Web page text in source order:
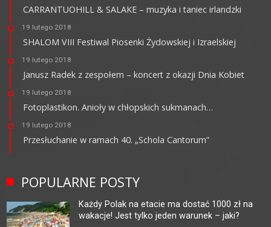
CARRANTUOHILL & SALAKE – muzyka i taniec irlandzki
19 lutego 2018
SHALOM VIII Festiwal Piosenki Żydowskiej i Izraelskiej
19 lutego 2018
Janusz Radek z zespołem – koncert z okazji Dnia Kobiet
19 lutego 2018
Fotoplastikon. Anioły w chłopskich sukmanach…
19 lutego 2018
Przesłuchanie w ramach 40. „Schola Cantorum”
POPULARNE POSTY
Każdy Polak na etacie ma dostać 1000 zł na
wakacje! Jest tylko jeden warunek – jaki?